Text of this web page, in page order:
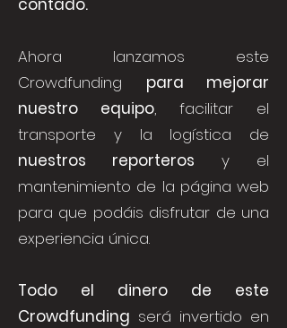
contado.
Ahora lanzamos este
Crowdfunding para mejorar
nuestro equipo, facilitar el
transporte y la logística de
nuestros reporteros y el
mantenimiento de la página web
para que podáis disfrutar de una
experiencia única.
Todo el dinero de este
Crowdfunding será invertido en